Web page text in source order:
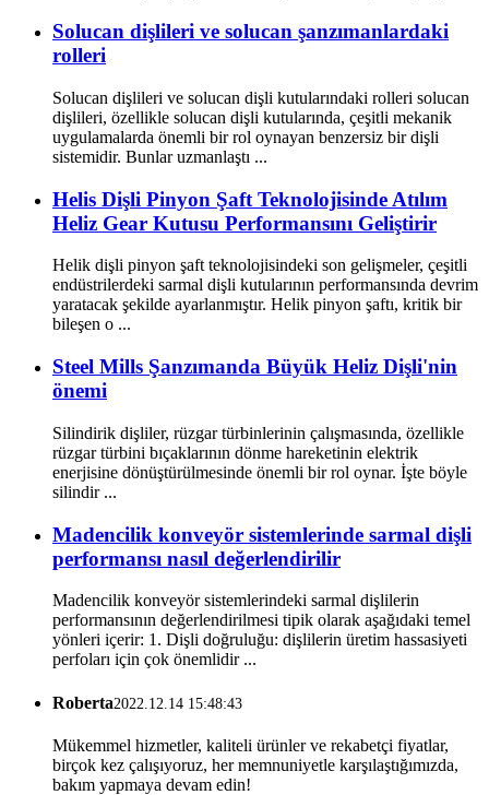
Solucan dişlileri ve solucan şanzımanlardaki
rolleri
Solucan dişlileri ve solucan dişli kutularındaki rolleri solucan
dişlileri, özellikle solucan dişli kutularında, çeşitli mekanik
uygulamalarda önemli bir rol oynayan benzersiz bir dişli
sistemidir. Bunlar uzmanlaştı ...
Helis Dişli Pinyon Şaft Teknolojisinde Atılım
Heliz Gear Kutusu Performansını Geliştirir
Helik dişli pinyon şaft teknolojisindeki son gelişmeler, çeşitli
endüstrilerdeki sarmal dişli kutularının performansında devrim
yaratacak şekilde ayarlanmıştır. Helik pinyon şaftı, kritik bir
bileşen o ...
Steel Mills Şanzımanda Büyük Heliz Dişli'nin
önemi
Silindirik dişliler, rüzgar türbinlerinin çalışmasında, özellikle
rüzgar türbini bıçaklarının dönme hareketinin elektrik
enerjisine dönüştürülmesinde önemli bir rol oynar. İşte böyle
silindir ...
Madencilik konveyör sistemlerinde sarmal dişli
performansı nasıl değerlendirilir
Madencilik konveyör sistemlerindeki sarmal dişlilerin
performansının değerlendirilmesi tipik olarak aşağıdaki temel
yönleri içerir: 1. Dişli doğruluğu: dişlilerin üretim hassasiyeti
perfoları için çok önemlidir ...
Roberta2022.12.14 15:48:43
Mükemmel hizmetler, kaliteli ürünler ve rekabetçi fiyatlar,
birçok kez çalışıyoruz, her memnuniyetle karşılaştığımızda,
bakım yapmaya devam edin!